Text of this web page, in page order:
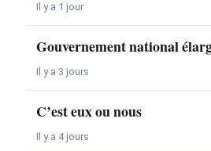
Il y a 1 jour
Gouvernement national
Il y a 3 jours
C’est eux ou nous
Il y a 4 jours